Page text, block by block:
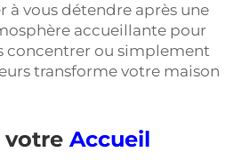
vous détendre après une
accueillante pour
concentrer ou simplement
transforme votre maison
votre Accueil